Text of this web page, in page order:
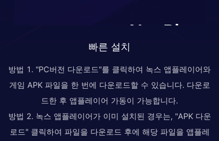
빠른 설치
방법 1. "PC버전 다운로드"를 클릭하여 녹스 앱플레이어와
게임 APK 파일을 한 번에 다운로드할 수 있습니다. 다운로
드한 후 앱플레이어 가동이 가능합니다.
방법 2. 녹스 앱플레이어가 이미 설치된 경우는, "APK 다운
로드" 클릭하여 파일을 다운로드 후에 해당 파일을 앱플레